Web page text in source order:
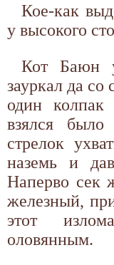
Кое-как
у высокого
Кот Баюн
зауркал да со
один колпак
взялся
стрелок
наземь и
Наперво сек
железный,
этот
оловянным.